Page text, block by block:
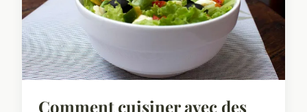
Comment cuisiner avec des